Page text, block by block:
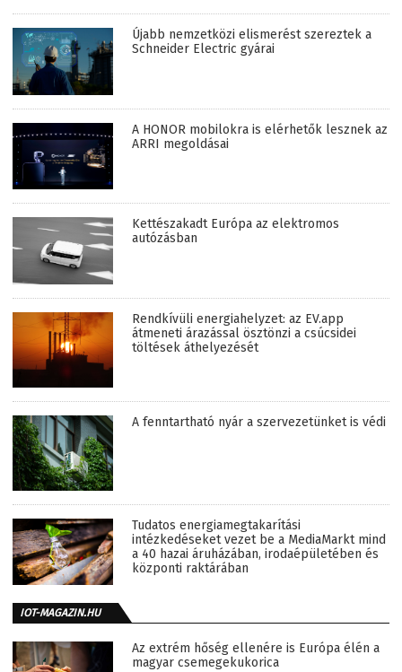
Újabb nemzetközi elismerést szereztek a
Schneider Electric gyárai
A HONOR mobilokra is elérhetők lesznek az
ARRI megoldásai
Kettészakadt Európa az elektromos
autózásban
Rendkívüli energiahelyzet: az EV.app
átmeneti árazással ösztönzi a csúcsidei
töltések áthelyezését
A fenntartható nyár a szervezetünket is védi
Tudatos energiamegtakarítási
intézkedéseket vezet be a MediaMarkt mind
a 40 hazai áruházában, irodaépületében és
központi raktárában
IOT-MAGAZIN.HU
Az extrém hőség ellenére is Európa élén a
magyar csemegekukorica